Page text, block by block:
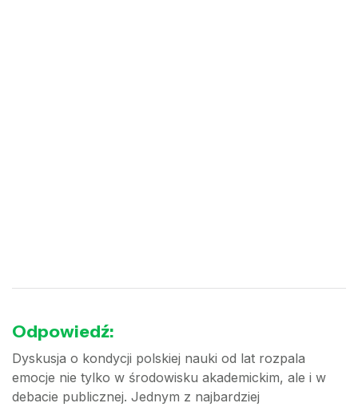
Odpowiedź:
Dyskusja o kondycji polskiej nauki od lat rozpala
emocje nie tylko w środowisku akademickim, ale i w
debacie publicznej. Jednym z najbardziej